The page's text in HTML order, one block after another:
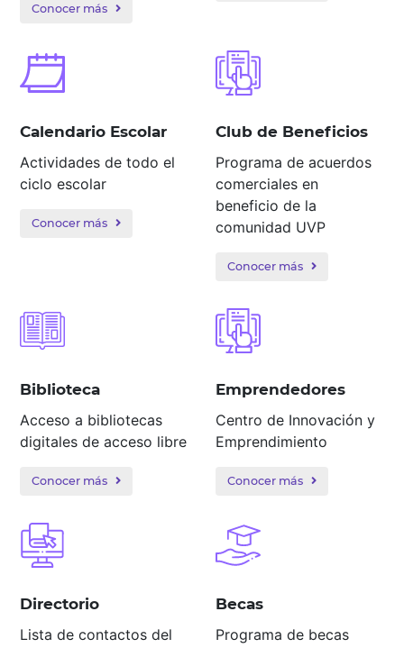
Conocer más
Calendario Escolar
Actividades de todo el
ciclo escolar
Conocer más
Club de Beneficios
Programa de acuerdos
comerciales en
beneficio de la
comunidad UVP
Conocer más
Biblioteca
Acceso a bibliotecas
digitales de acceso libre
Conocer más
Emprendedores
Centro de Innovación y
Emprendimiento
Conocer más
Directorio
Lista de contactos del
Becas
Programa de becas